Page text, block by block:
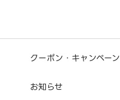
クーポン・キャンペーン
お知らせ